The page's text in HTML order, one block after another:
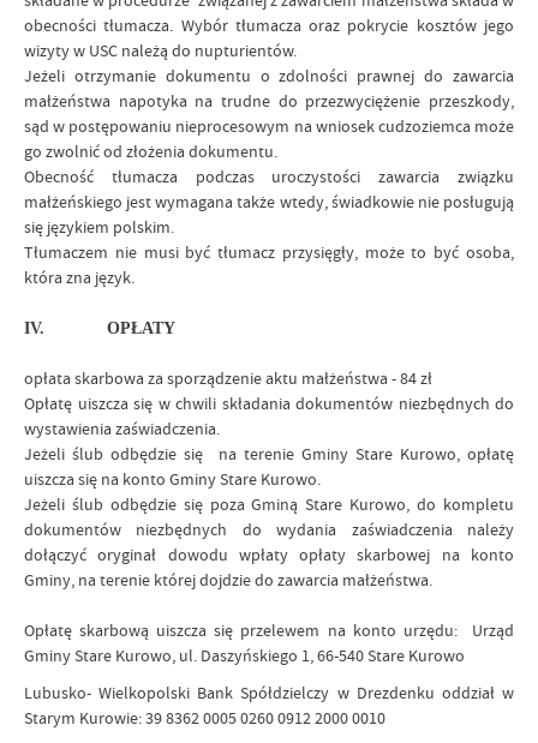
obecności tłumacza. Wybór tłumacza oraz pokrycie kosztów jego
wizyty w USC należą do nupturientów.
Jeżeli otrzymanie dokumentu o zdolności prawnej do zawarcia
małżeństwa napotyka na trudne do przezwyciężenie przeszkody,
sąd w postępowaniu nieprocesowym na wniosek cudzoziemca może
go zwolnić od złożenia dokumentu.
Obecność tłumacza podczas uroczystości zawarcia związku
małżeńskiego jest wymagana także wtedy, świadkowie nie posługują
się językiem polskim.
Tłumaczem nie musi być tłumacz przysięgły, może to być osoba,
która zna język.
IV. OPŁATY
opłata skarbowa za sporządzenie aktu małżeństwa - 84 zł
Opłatę uiszcza się w chwili składania dokumentów niezbędnych do
wystawienia zaświadczenia.
Jeżeli ślub odbędzie się na terenie Gminy Stare Kurowo, opłatę
uiszcza się na konto Gminy Stare Kurowo.
Jeżeli ślub odbędzie się poza Gminą Stare Kurowo, do kompletu
dokumentów niezbędnych do wydania zaświadczenia należy
dołączyć oryginał dowodu wpłaty opłaty skarbowej na konto
Gminy, na terenie której dojdzie do zawarcia małżeństwa.
Opłatę skarbową uiszcza się przelewem na konto urzędu: Urząd
Gminy Stare Kurowo, ul. Daszyńskiego 1, 66-540 Stare Kurowo
Lubusko- Wielkopolski Bank Spółdzielczy w Drezdenku oddział w
Starym Kurowie: 39 8362 0005 0260 0912 2000 0010